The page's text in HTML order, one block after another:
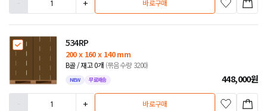
-
+ 바로구매
534RP
200 x 160 x 140 mm
B골 / 재고 0개 (묶음수량 3200)
NEW 무료배송 448,000원
-
+ 바로구매